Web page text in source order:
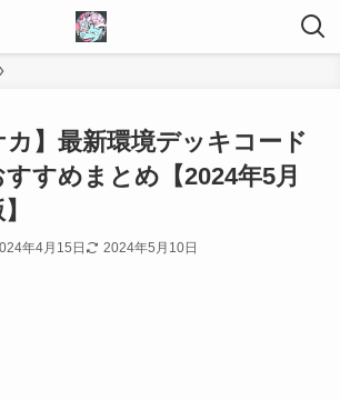
カ】最新環境デッキコード
すすめまとめ【2024年5月
年4月15日 2024年5月10日